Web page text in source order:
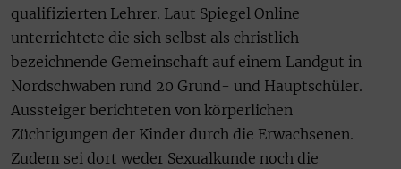
qualifizierten Lehrer. Laut Spiegel Online
unterrichtete die sich selbst als christlich
bezeichnende Gemeinschaft auf einem Landgut in
Nordschwaben rund 20 Grund- und Hauptschüler.
Aussteiger berichteten von körperlichen
Züchtigungen der Kinder durch die Erwachsenen.
Zudem sei dort weder Sexualkunde noch die